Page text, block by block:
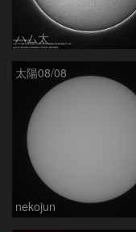
ハム太
太陽08/08
nekojun